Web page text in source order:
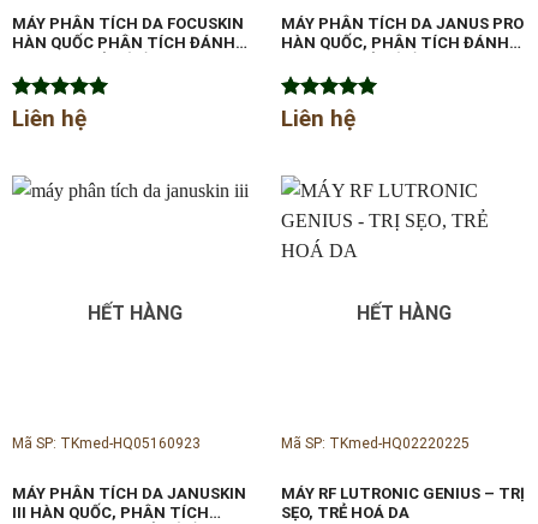
MÁY PHÂN TÍCH DA FOCUSKIN
HÀN QUỐC PHÂN TÍCH ĐÁNH
Được xếp
5.00
Liên hệ
MÁY PHÂN TÍCH DA JANUS PRO
HÀN QUỐC, PHÂN TÍCH ĐÁNH
Được xếp
5.00
Liên hệ
HẾT HÀNG
Mã SP: TKmed-HQ05160923
MÁY PHÂN TÍCH DA JANUSKIN
III HÀN QUỐC, PHÂN TÍCH
HẾT HÀNG
Mã SP: TKmed-HQ02220225
MÁY RF LUTRONIC GENIUS – TRỊ
SẸO, TRẺ HOÁ DA